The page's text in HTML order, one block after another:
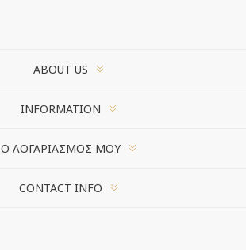
ABOUT US
INFORMATION
Ο ΛΟΓΑΡΙΑΣΜΌΣ ΜΟΥ
CONTACT INFO